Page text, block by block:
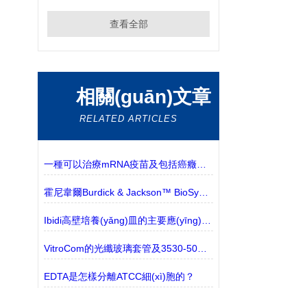
查看全部
相關(guān)文章
RELATED ARTICLES
一種可以治療mRNA疫苗及包括癌癥在內(nèi)的納米顆粒
霍尼韋爾Burdick & Jackson™ BioSyn™ 溶劑和試劑 的特點(diǎn)
VitroCom的光纖玻璃套管及3530-50有現(xiàn)貨的介紹
EDTA是怎樣分離ATCC細(xì)胞的？